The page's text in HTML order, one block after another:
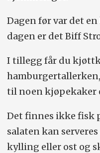
Dagen før var det
dagen er det Biff
I tillegg får du
til noen kjøpekaker
Det finnes ikke fisk
salaten kan
kylling eller ost og